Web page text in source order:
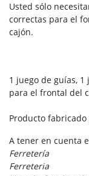
Usted sólo
correctas para el
cajón.
1 juego de guías,
para el frontal del
Producto
A tener en cuenta
Ferretería
Ferreteria